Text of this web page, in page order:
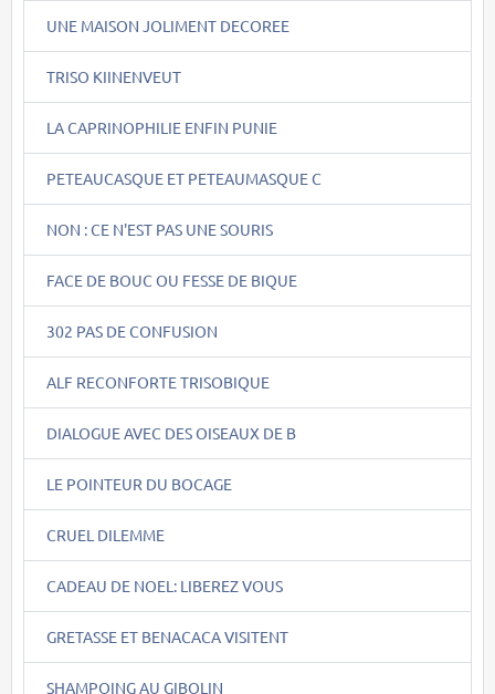
UNE MAISON JOLIMENT DECOREE
TRISO KIINENVEUT
LA CAPRINOPHILIE ENFIN PUNIE
PETEAUCASQUE ET PETEAUMASQUE C
NON : CE N'EST PAS UNE SOURIS
FACE DE BOUC OU FESSE DE BIQUE
302 PAS DE CONFUSION
ALF RECONFORTE TRISOBIQUE
DIALOGUE AVEC DES OISEAUX DE B
LE POINTEUR DU BOCAGE
CRUEL DILEMME
CADEAU DE NOEL: LIBEREZ VOUS
GRETASSE ET BENACACA VISITENT
SHAMPOING AU GIBOLIN